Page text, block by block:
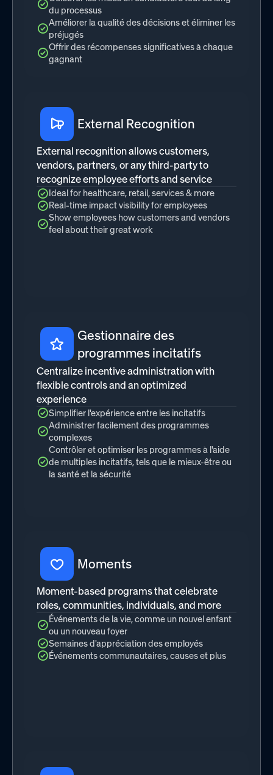
du processus
Améliorer la qualité des décisions et éliminer les
préjugés
Offrir des récompenses significatives à chaque
gagnant
External Recognition
External recognition allows customers,
vendors, partners, or any third-party to
recognize employee efforts and service
Ideal for healthcare, retail, services & more
Real-time impact visibility for employees
Show employees how customers and vendors
feel about their great work
Gestionnaire des
programmes incitatifs
Centralize incentive administration with
flexible controls and an optimized
experience
Simplifier l'expérience entre les incitatifs
Administrer facilement des programmes
complexes
Contrôler et optimiser les programmes à l'aide
de multiples incitatifs, tels que le mieux-être ou
la santé et la sécurité
Moments
Moment-based programs that celebrate
roles, communities, individuals, and more
Événements de la vie, comme un nouvel enfant
ou un nouveau foyer
Semaines d'appréciation des employés
Événements communautaires, causes et plus